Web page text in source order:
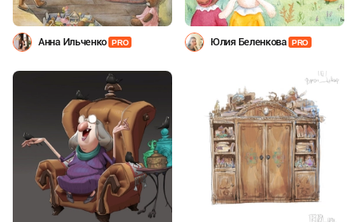
Анна Ильченко PRO Юлия Беленкова PRO